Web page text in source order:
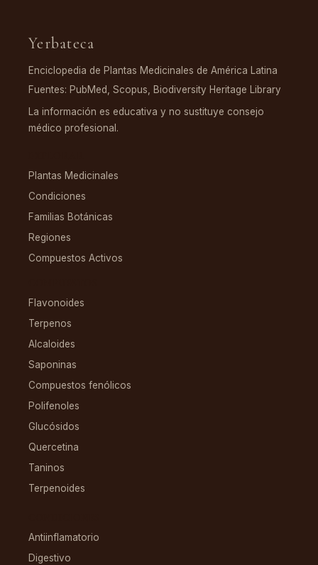
Yerbateca
Enciclopedia de Plantas Medicinales de América Latina
Fuentes: PubMed, Scopus, Biodiversity Heritage Library
La información es educativa y no sustituye consejo
médico profesional.
Plantas Medicinales
Condiciones
Familias Botánicas
Regiones
Compuestos Activos
Flavonoides
Terpenos
Alcaloides
Saponinas
Compuestos fenólicos
Polifenoles
Glucósidos
Quercetina
Taninos
Terpenoides
Antiinflamatorio
Digestivo